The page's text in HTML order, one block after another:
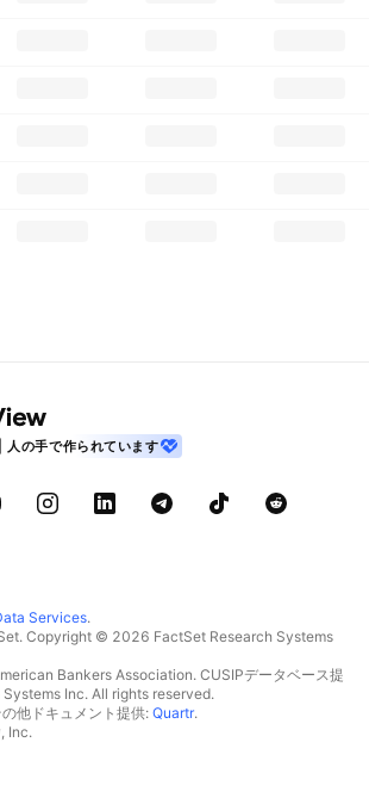
の手で作られています
Services.
Copyright © 2026 FactSet Research Systems
Bankers Association. CUSIPデータベース提
Inc. All rights reserved.
他ドキュメント提供: Quartr.
Inc.